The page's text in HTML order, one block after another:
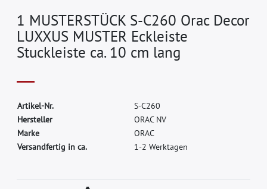
1 MUSTERSTÜCK S-C260 Orac Decor
LUXXUS MUSTER Eckleiste
Stuckleiste ca. 10 cm lang
Artikel-Nr. S-C260
Hersteller ORAC NV
Marke ORAC
Versandfertig in ca.
1-2 Werktagen